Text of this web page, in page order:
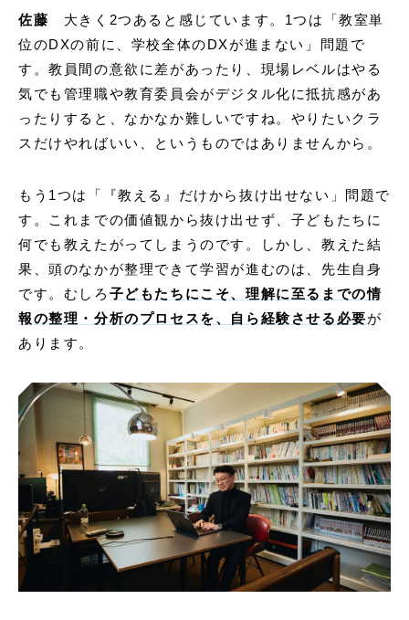
佐藤
大きく2つあると感じています。1つは「教室単
位のDXの前に、学校全体のDXが進まない」問題で
す。教員間の意欲に差があったり、現場レベルはやる
気でも管理職や教育委員会がデジタル化に抵抗感があ
ったりすると、なかなか難しいですね。やりたいクラ
スだけやればいい、というものではありませんから。
もう1つは「『教える』だけから抜け出せない」問題で
す。これまでの価値観から抜け出せず、子どもたちに
何でも教えたがってしまうのです。しかし、教えた結
果、頭のなかが整理できて学習が進むのは、先生自身
です。むしろ 子どもたちにこそ、理解に至るまでの情
報の整理・分析のプロセスを、自ら経験させる必要が
あります。